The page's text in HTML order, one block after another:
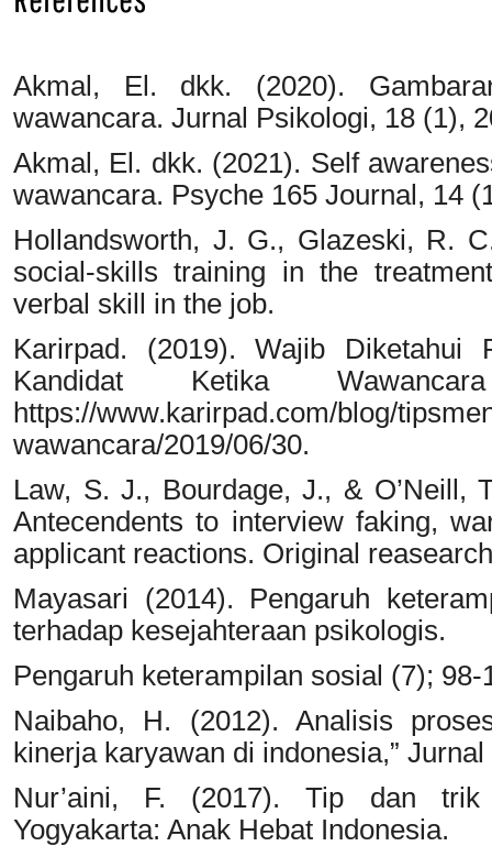
Akmal, El. dkk. (2020).
wawancara. Jurnal Psikologi, 18 (1),
Akmal, El. dkk. (2021). Self
wawancara. Psyche 165 Journal, 14
Hollandsworth, J. G., Glazeski, R.
social-skills training in the
verbal skill in the job.
Karirpad. (2019). Wajib Diketahui
Kandidat Ketika
https://www.karirpad.com/blog/
wawancara/2019/06/30.
Law, S. J., Bourdage, J., & O’Neill,
Antecendents to interview faking,
applicant reactions. Original
Mayasari (2014). Pengaruh
terhadap kesejahteraan psikologis.
Pengaruh keterampilan sosial (7); 98-
Naibaho, H. (2012). Analisis
kinerja karyawan di indonesia,”
Nur’aini, F. (2017). Tip dan trik
Yogyakarta: Anak Hebat Indonesia.